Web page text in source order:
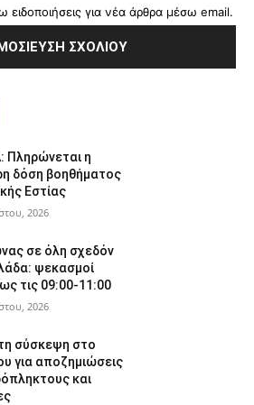
για νέα άρθρα μέσω email.
Πληρώνεται η
δόση βοηθήματος
Εστίας
2026
σε όλη σχεδόν
ψεκασμοί
τις 09:00-11:00
2026
σύσκεψη στο
για αποζημιώσεις
και